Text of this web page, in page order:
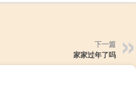
下一篇
家家过年了吗